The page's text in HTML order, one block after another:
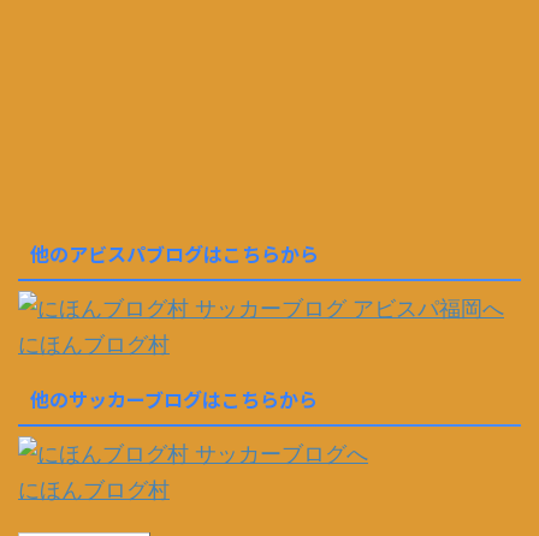
他のアビスパブログはこちらから
にほんブログ村
他のサッカーブログはこちらから
にほんブログ村